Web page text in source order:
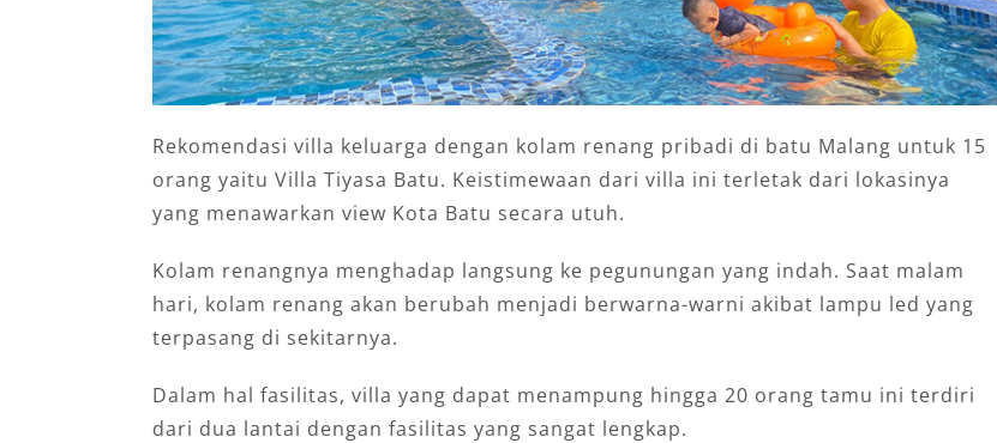
Rekomendasi villa keluarga dengan kolam renang pribadi di batu Malang untuk 15
orang yaitu Villa Tiyasa Batu. Keistimewaan dari villa ini terletak dari lokasinya
yang menawarkan view Kota Batu secara utuh.
Kolam renangnya menghadap langsung ke pegunungan yang indah. Saat malam
hari, kolam renang akan berubah menjadi berwarna-warni akibat lampu led yang
terpasang di sekitarnya.
Dalam hal fasilitas, villa yang dapat menampung hingga 20 orang tamu ini terdiri
dari dua lantai dengan fasilitas yang sangat lengkap.